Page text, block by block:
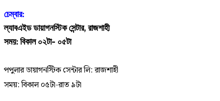
চেম্বার:
ল্যাবএইড ডায়াগনস্টিক সেন্টার, রাজশাহী
সময়: বিকাল ০২টা- ০৫টা
পপুলার ডায়াগনস্টিক সেন্টার লি: রাজশাহী
সময়: বিকাল ০৫টা-রাত ৯টা